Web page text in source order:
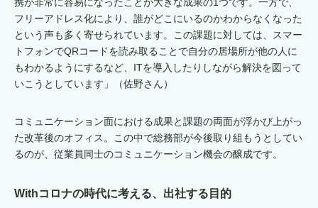
フリーアドレス化により、誰がどこにいるのかわからなくなった
という声も多く寄せられています。この課題に対しては、スマー
トフォンでQRコードを読み取ることで自分の居場所が他の人に
もわかるようにするなど、ITを導入したりしながら解決を図って
いこうとしています」（佐野さん）
コミュニケーション面における成果と課題の両面が浮かび上がっ
た改革後のオフィス。この中で総務部が今後取り組もうとしてい
るのが、従業員同士のコミュニケーション機会の醸成です。
Withコロナの時代に考える、出社する目的